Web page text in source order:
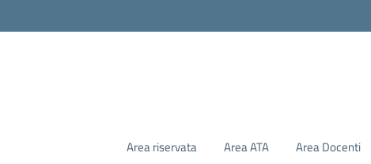
Area riservata Area ATA Area Docenti